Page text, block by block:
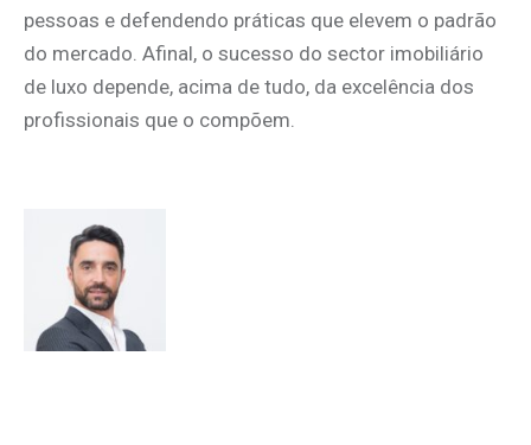
pessoas e defendendo práticas que elevem o padrão
do mercado. Afinal, o sucesso do sector imobiliário
de luxo depende, acima de tudo, da excelência dos
profissionais que o compõem.